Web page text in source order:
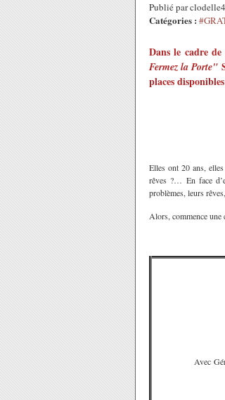
Publié par
Catégories :
Dans le cadre
Fermez la Porte"
places disponibles
Elles ont 20 ans,
rêves ?… En face
problèmes, leurs
Alors, commence une
Avec